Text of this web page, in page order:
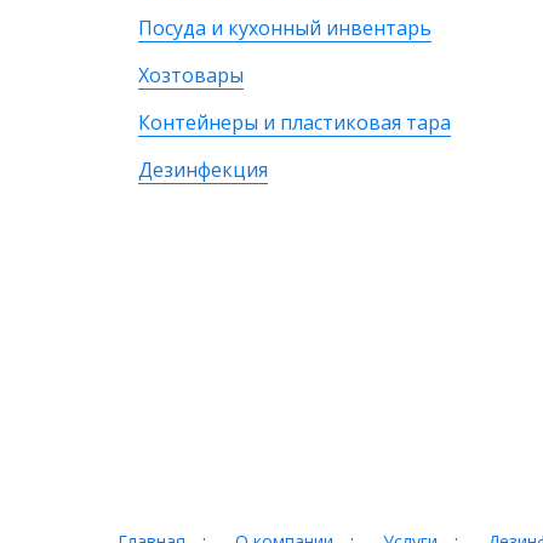
Посуда и кухонный инвентарь
Хозтовары
Контейнеры и пластиковая тара
Дезинфекция